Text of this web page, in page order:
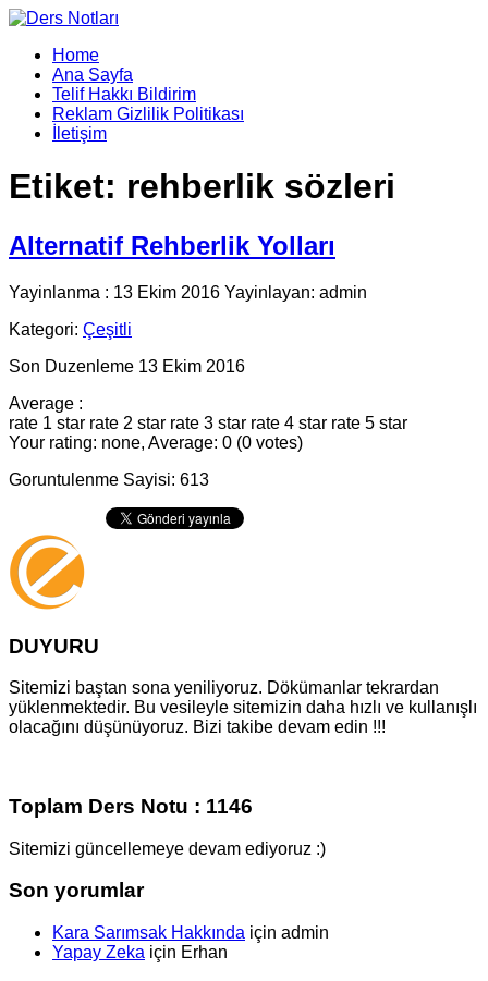
Home
Ana Sayfa
Telif Hakkı Bildirim
Reklam Gizlilik Politikası
İletişim
Etiket: rehberlik sözleri
Alternatif Rehberlik Yolları
Yayinlanma : 13 Ekim 2016 Yayinlayan: admin
Kategori: Çeşitli
Son Duzenleme 13 Ekim 2016
Average :
rate 1 star rate 2 star rate 3 star rate 4 star rate 5 star
Your rating: none, Average: 0 (0 votes)
Goruntulenme Sayisi: 613
DUYURU
Sitemizi baştan sona yeniliyoruz. Dökümanlar tekrardan
yüklenmektedir. Bu vesileyle sitemizin daha hızlı ve kullanışlı
olacağını düşünüyoruz. Bizi takibe devam edin !!!
Toplam Ders Notu : 1146
Sitemizi güncellemeye devam ediyoruz :)
Son yorumlar
Kara Sarımsak Hakkında için admin
Yapay Zeka için Erhan